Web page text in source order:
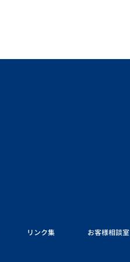
リンク集 お客様相談室